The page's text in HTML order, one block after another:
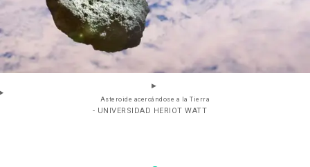
Asteroide acercándose a la Tierra
- UNIVERSIDAD HERIOT WATT